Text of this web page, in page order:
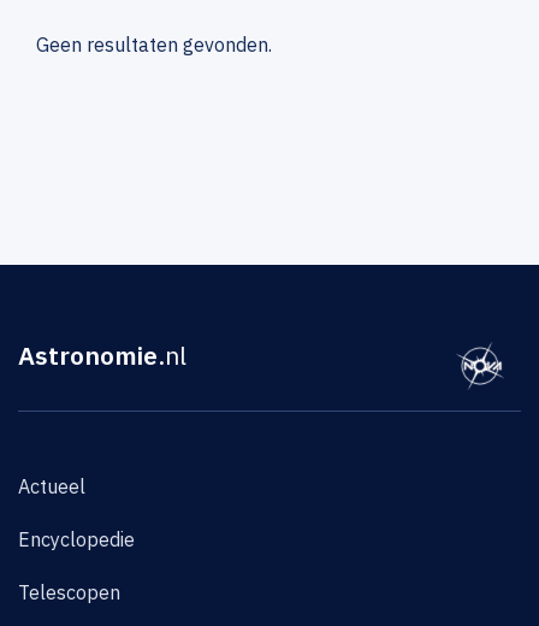
Geen resultaten gevonden.
Astronomie.nl
Actueel
Encyclopedie
Telescopen